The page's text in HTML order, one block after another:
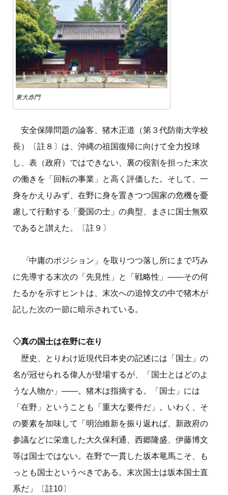
東大赤門
安全保障問題の論客、猪木正道（第３代防衛大学校
長）〔註８〕は、沖縄の祖国復帰に向けて全力投球
し、表（政府）ではできない、裏の役割を担った末次
の働きを「回転の事業」と高く評価した。そして、一
身をかえりみず、在野に身を置きつつ国家の危機を憂
慮して行動する「憂国の士」の典型、まさに国士無双
であると讃えた。〔註９〕
「中庸のポジション」を取りつつ落し所にまで巧み
に先導する末次の「先見性」と「戦略性」――その何
たるかを示すヒントは、末次への追悼文の中で猪木が
記した次の一節に暗示されている。
◇真の国士は在野に在り
歴史、とりわけ近現代日本史の記述には「国士」の
名が冠せられる偉人が登場するが、「国士とはどのよ
うな人物か」――。猪木は指摘する。「国士」には
「在野」ということも「重大な要件だ」。いわく、そ
の要素を加味して「明治維新を振り返れば、新政府の
参議などに栄進した大久保利通、西郷隆盛、伊藤博文
等は国士ではない。在野で一貫した坂本竜馬こそ、も
っとも国士というべきである。末次国士は坂本国士直
系だ」〔註10〕